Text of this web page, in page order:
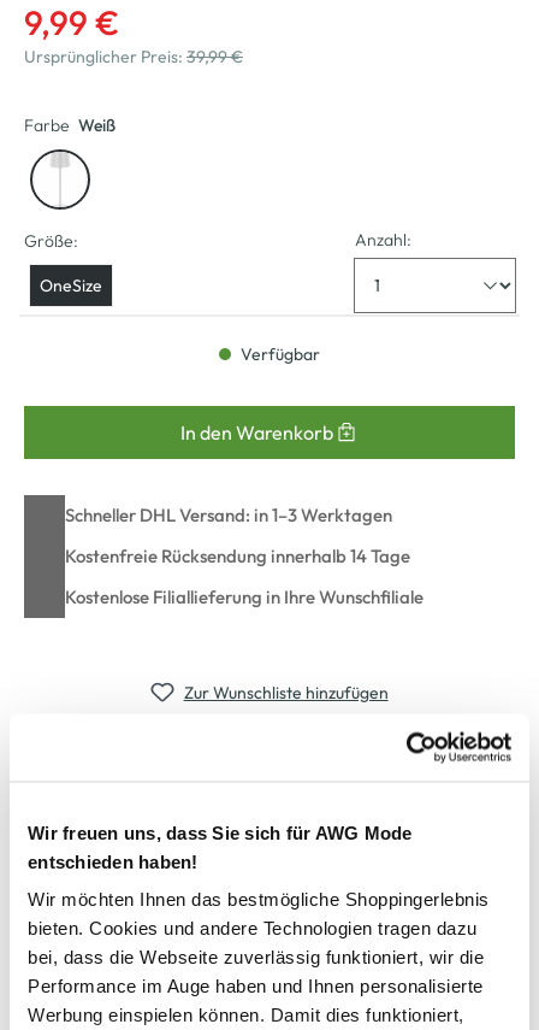
Wir freuen uns, dass Sie sich für AWG Mode
entschieden haben!
Wir möchten Ihnen das bestmögliche Shoppingerlebnis
bieten. Cookies und andere Technologien tragen dazu
bei, dass die Webseite zuverlässig funktioniert, wir die
Performance im Auge haben und Ihnen personalisierte
Werbung einspielen können. Damit dies funktioniert,
9,99 €
Ursprünglicher Preis: 39,99 €
Farbe Weiß
Größe:
OneSize
Anzahl:
Verfügbar
In den Warenkorb
Schneller DHL Versand: in 1–3 Werktagen
Kostenfreie Rücksendung innerhalb 14 Tage
Kostenlose Filiallieferung in Ihre Wunschfiliale
Zur Wunschliste hinzufügen
topaktuelle Tischleuchte von Cepewa
drei verschiedene Weisstöne
stufenlos dimmbar
inkl. USB-Kabel
ca. 5 Std. Leuchtdauer
robuste Ausführung